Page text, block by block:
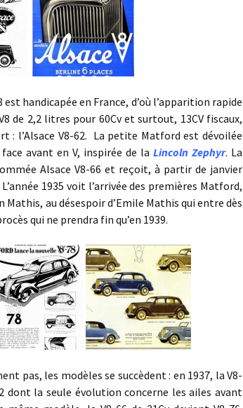
handicapée en France, d’où l’apparition rapide
de 2,2 litres pour 60Cv et surtout, 13CV fiscaux,
: l’Alsace V8-62. La petite Matford est dévoilée
avant en V, inspirée de la Lincoln Zephyr. La
Alsace V8-66 et reçoit, à partir de janvier
1935 voit l’arrivée des premières Matford,
au désespoir d’Emile Mathis qui entre dès
qui ne prendra fin qu’en 1939.
les modèles se succèdent : en 1937, la V8-
dont la seule évolution concerne les ailes avant